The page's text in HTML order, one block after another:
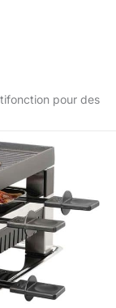
pour des